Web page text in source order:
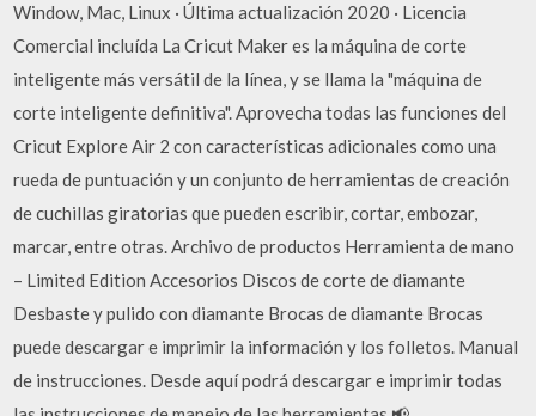
Window, Mac, Linux · Última actualización 2020 · Licencia
Comercial incluída La Cricut Maker es la máquina de corte
inteligente más versátil de la línea, y se llama la "máquina de
corte inteligente definitiva". Aprovecha todas las funciones del
Cricut Explore Air 2 con características adicionales como una
rueda de puntuación y un conjunto de herramientas de creación
de cuchillas giratorias que pueden escribir, cortar, embozar,
marcar, entre otras. Archivo de productos Herramienta de mano
– Limited Edition Accesorios Discos de corte de diamante
Desbaste y pulido con diamante Brocas de diamante Brocas
puede descargar e imprimir la información y los folletos. Manual
de instrucciones. Desde aquí podrá descargar e imprimir todas